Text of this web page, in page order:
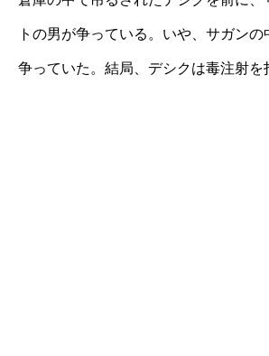
トの男が争っている。いや、サガン
争っていた。結局、デシクは毒注射を